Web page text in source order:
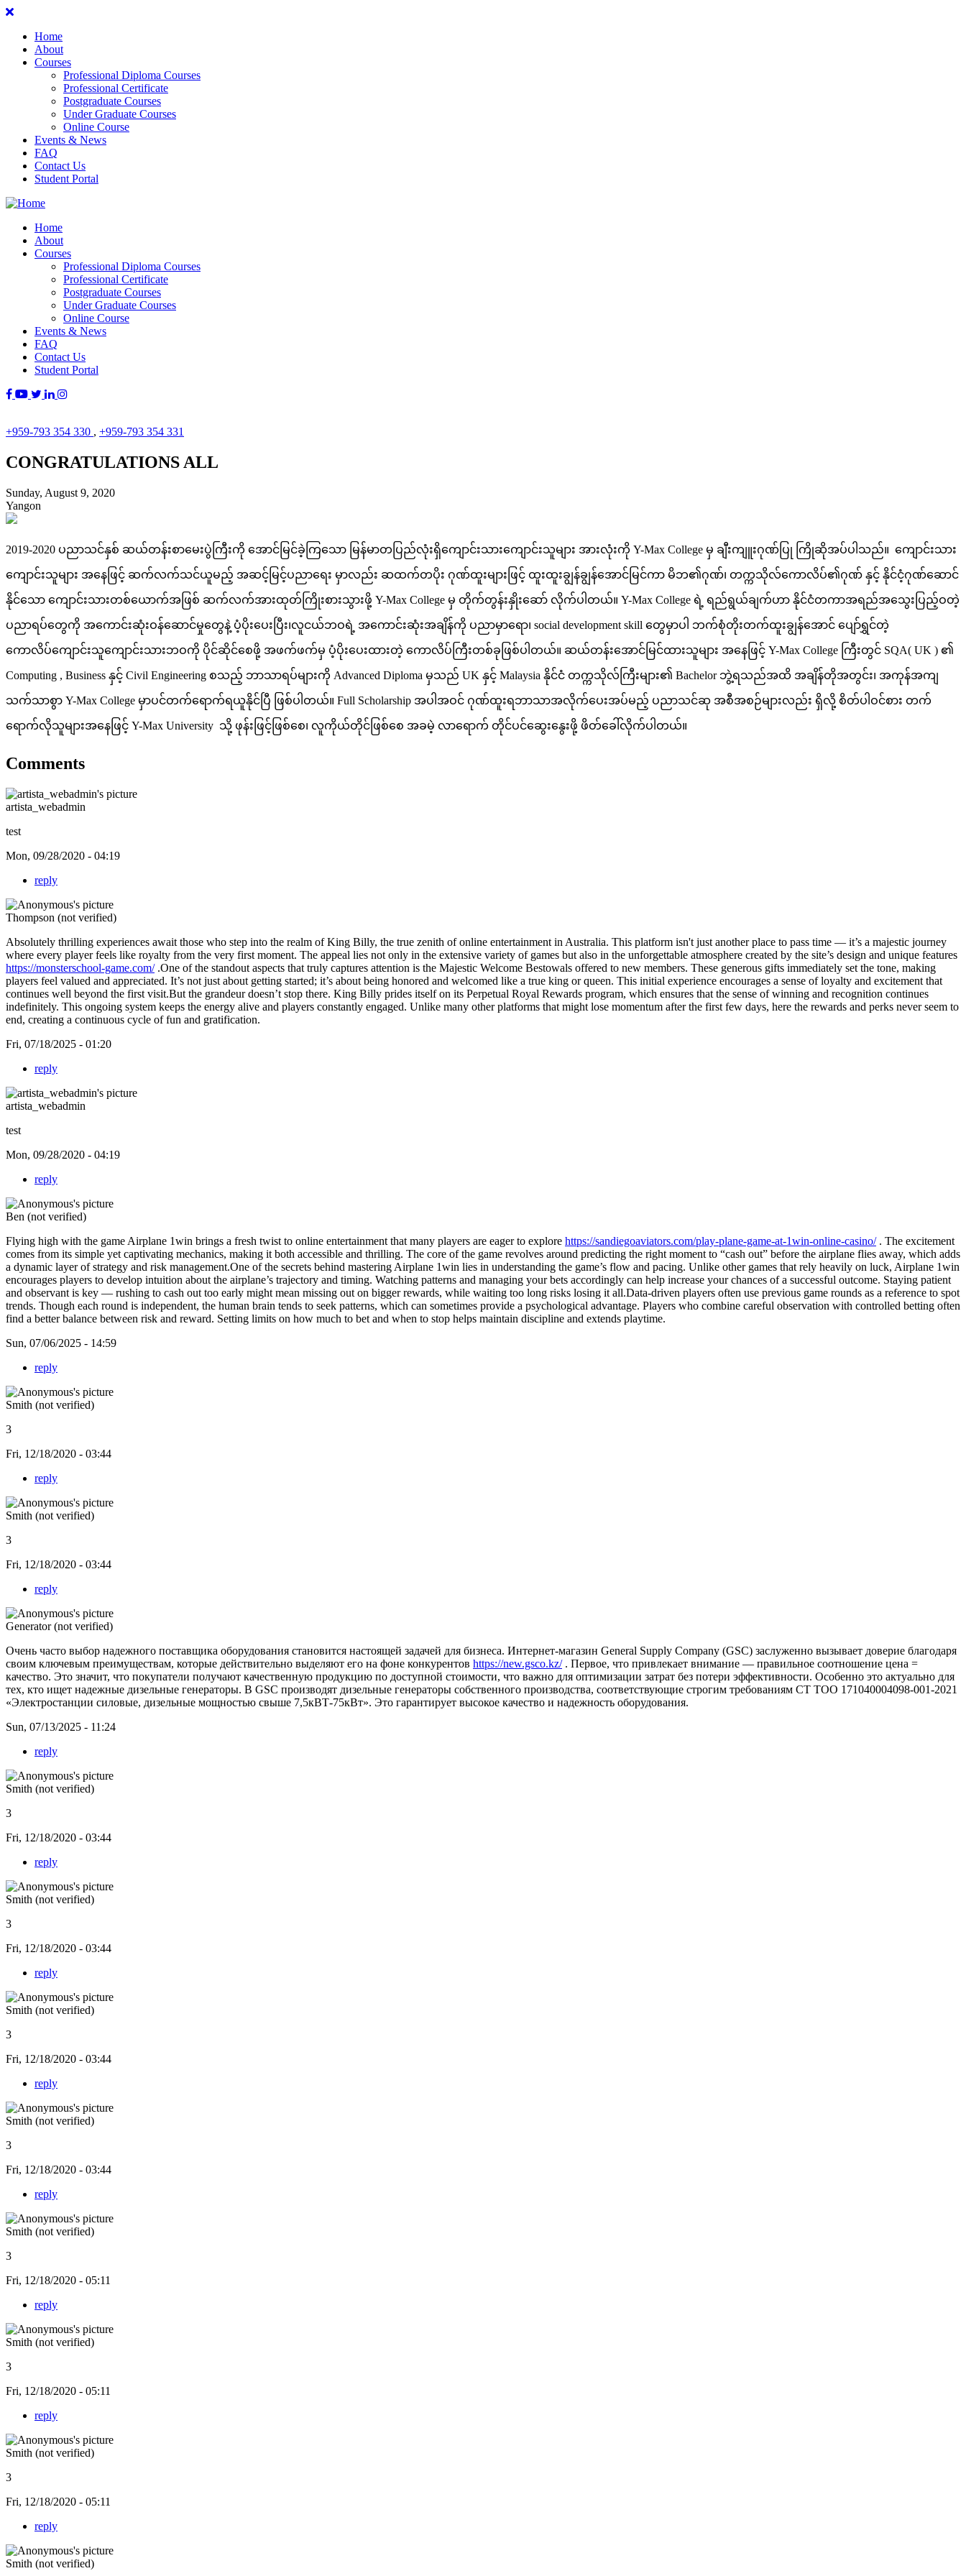
Home
About
Courses
Professional Diploma Courses
Professional Certificate
Postgraduate Courses
Under Graduate Courses
Online Course
Events & News
FAQ
Contact Us
Student Portal
Home
About
Courses
Professional Diploma Courses
Professional Certificate
Postgraduate Courses
Under Graduate Courses
Online Course
Events & News
FAQ
Contact Us
Student Portal
+959-793 354 330 , +959-793 354 331
CONGRATULATIONS ALL
Sunday, August 9, 2020
Yangon
2019-2020 ပညာသင်နှစ် ဆယ်တန်းစာမေးပွဲကြီးကို အောင်မြင်ခဲ့ကြသော မြန်မာတပြည်လုံးရှိကျောင်းသားကျောင်းသူများ အားလုံးကို Y-Max College မှ ချီးကျူးဂုဏ်ပြု ကြိုဆိုအပ်ပါသည်။ ကျောင်းသား
ကျောင်းသူများ အနေဖြင့် ဆက်လက်သင်ယူမည့် အဆင့်မြင့်ပညာရေး မှာလည်း ဆထက်တပိုး ဂုဏ်ထူးများဖြင့် ထူးထူးချွန်ချွန်အောင်မြင်ကာ မိဘ၏ဂုဏ်၊ တက္ကသိုလ်ကောလိပ်၏ဂုဏ် နှင့် နိုင်ငံ့ဂုဏ်ဆောင်
နိုင်သော ကျောင်းသားတစ်ယောက်အဖြစ် ဆက်လက်အားထုတ်ကြိုးစားသွားဖို့ Y-Max College မှ တိုက်တွန်းနှိုးဆော် လိုက်ပါတယ်။ Y-Max College ရဲ့ ရည်ရွယ်ချက်ဟာ နိုင်ငံတကာအရည်အသွေးပြည့်ဝတဲ့
ပညာရပ်တွေကို အကောင်းဆုံးဝန်ဆောင်မှုတွေနဲ့ ပံ့ပိုးပေးပြီး၊လူငယ်ဘဝရဲ့ အကောင်းဆုံးအချိန်ကို ပညာမှာရော၊ social development skill တွေမှာပါ ဘက်စုံတိုးတက်ထူးချွန်အောင် ပျော်ရွှင်တဲ့
ကောလိပ်ကျောင်းသူကျောင်းသားဘဝကို ပိုင်ဆိုင်စေဖို့ အဖက်ဖက်မှ ပံ့ပိုးပေးထားတဲ့ ကောလိပ်ကြီးတစ်ခုဖြစ်ပါတယ်။ ဆယ်တန်းအောင်မြင်ထားသူများ အနေဖြင့် Y-Max College ကြီးတွင် SQA( UK ) ၏
Computing , Business နှင့် Civil Engineering စသည့် ဘာသာရပ်များကို Advanced Diploma မှသည် UK နှင့် Malaysia နိုင်ငံ တက္ကသိုလ်ကြီးများ၏ Bachelor ဘွဲ့ရသည်အထိ အချိန်တိုအတွင်း၊ အကုန်အကျ
သက်သာစွာ Y-Max College မှာပင်တက်ရောက်ရယူနိုင်ပြီ ဖြစ်ပါတယ်။ Full Scholarship အပါအဝင် ဂုဏ်ထူးရဘာသာအလိုက်ပေးအပ်မည့် ပညာသင်ဆု အစီအစဉ်များလည်း ရှိလို့ စိတ်ပါဝင်စား တက်
ရောက်လိုသူများအနေဖြင့် Y-Max University သို့ ဖုန်းဖြင့်ဖြစ်စေ၊ လူကိုယ်တိုင်ဖြစ်စေ အခမဲ့ လာရောက် တိုင်ပင်ဆွေးနွေးဖို့ ဖိတ်ခေါ်လိုက်ပါတယ်။
Comments
artista_webadmin
test
Mon, 09/28/2020 - 04:19
reply
Thompson (not verified)
Absolutely thrilling experiences await those who step into the realm of King Billy, the true zenith of online entertainment in Australia. This platform isn't just another place to pass time — it’s a majestic journey
where every player feels like royalty from the very first moment. The appeal lies not only in the extensive variety of games but also in the unforgettable atmosphere created by the site’s design and unique features
https://monsterschool-game.com/.One of the standout aspects that truly captures attention is the Majestic Welcome Bestowals offered to new members. These generous gifts immediately set the tone, making
players feel valued and appreciated. It’s not just about getting started; it’s about being honored and welcomed like a true king or queen. This initial experience encourages a sense of loyalty and excitement that
continues well beyond the first visit.But the grandeur doesn’t stop there. King Billy prides itself on its Perpetual Royal Rewards program, which ensures that the sense of winning and recognition continues
indefinitely. This ongoing system keeps the energy alive and players constantly engaged. Unlike many other platforms that might lose momentum after the first few days, here the rewards and perks never seem to
end, creating a continuous cycle of fun and gratification.
Fri, 07/18/2025 - 01:20
reply
artista_webadmin
test
Mon, 09/28/2020 - 04:19
reply
Ben (not verified)
Flying high with the game Airplane 1win brings a fresh twist to online entertainment that many players are eager to explore https://sandiegoaviators.com/play-plane-game-at-1win-online-casino/. The excitement
comes from its simple yet captivating mechanics, making it both accessible and thrilling. The core of the game revolves around predicting the right moment to “cash out” before the airplane flies away, which adds
a dynamic layer of strategy and risk management.One of the secrets behind mastering Airplane 1win lies in understanding the game’s flow and pacing. Unlike other games that rely heavily on luck, Airplane 1win
encourages players to develop intuition about the airplane’s trajectory and timing. Watching patterns and managing your bets accordingly can help increase your chances of a successful outcome. Staying patient
and observant is key — rushing to cash out too early might mean missing out on bigger rewards, while waiting too long risks losing it all.Data-driven players often use previous game rounds as a reference to spot
trends. Though each round is independent, the human brain tends to seek patterns, which can sometimes provide a psychological advantage. Players who combine careful observation with controlled betting often
find a better balance between risk and reward. Setting limits on how much to bet and when to stop helps maintain discipline and extends playtime.
Sun, 07/06/2025 - 14:59
reply
Smith (not verified)
3
Fri, 12/18/2020 - 03:44
reply
Smith (not verified)
3
Fri, 12/18/2020 - 03:44
reply
Generator (not verified)
Очень часто выбор надежного поставщика оборудования становится настоящей задачей для бизнеса. Интернет-магазин General Supply Company (GSC) заслуженно вызывает доверие благодаря
своим ключевым преимуществам, которые действительно выделяют его на фоне конкурентов https://new.gsco.kz/. Первое, что привлекает внимание — правильное соотношение цена =
качество. Это значит, что покупатели получают качественную продукцию по доступной стоимости, что важно для оптимизации затрат без потери эффективности. Особенно это актуально для
тех, кто ищет надежные дизельные генераторы. В GSC производят дизельные генераторы собственного производства, соответствующие строгим требованиям СТ ТОО 171040004098-001-2021
«Электростанции силовые, дизельные мощностью свыше 7,5кВТ-75кВт». Это гарантирует высокое качество и надежность оборудования.
Sun, 07/13/2025 - 11:24
reply
Smith (not verified)
3
Fri, 12/18/2020 - 03:44
reply
Smith (not verified)
3
Fri, 12/18/2020 - 03:44
reply
Smith (not verified)
3
Fri, 12/18/2020 - 03:44
reply
Smith (not verified)
3
Fri, 12/18/2020 - 03:44
reply
Smith (not verified)
3
Fri, 12/18/2020 - 05:11
reply
Smith (not verified)
3
Fri, 12/18/2020 - 05:11
reply
Smith (not verified)
3
Fri, 12/18/2020 - 05:11
reply
Smith (not verified)